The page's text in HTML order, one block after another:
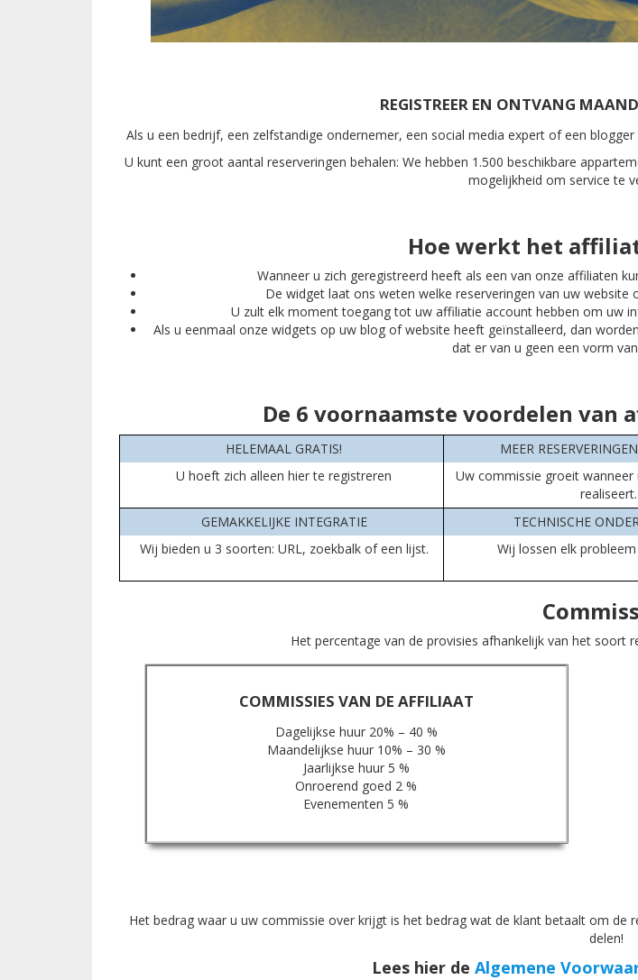
REGISTREER EN ONTVANG
Als u een bedrijf, een zelfstandige ondernemer, een social media expert of een
U kunt een groot aantal reserveringen behalen: We hebben 1.500 beschikbare
mogelijkheid om service te
Hoe werkt het
Wanneer u zich geregistreerd heeft als een van onze affiliaten
De widget laat ons weten welke reserveringen van uw
U zult elk moment toegang tot uw affiliatie account hebben om uw
Als u eenmaal onze widgets op uw blog of website heeft geïnstalleerd, dan
dat er van u geen een vorm
De 6 voornaamste voordelen van
HELEMAAL GRATIS! MEER
U hoeft zich alleen hier te registreren
Uw commissie groeit wanneer
realiseert.
GEMAKKELIJKE INTEGRATIE
TECHNISCHE
Wij bieden u 3 soorten: URL, zoekbalk of een lijst.
Wij lossen elk
Het percentage van de provisies afhankelijk van het soort
COMMISSIES VAN DE AFFILIAAT
Dagelijkse huur 20% – 40 %
Maandelijkse huur 10% – 30 %
Jaarlijkse huur 5 %
Onroerend goed 2 %
Evenementen 5 %
Het bedrag waar u uw commissie over krijgt is het bedrag wat de klant betaalt om
delen!
Lees hier de Algemene